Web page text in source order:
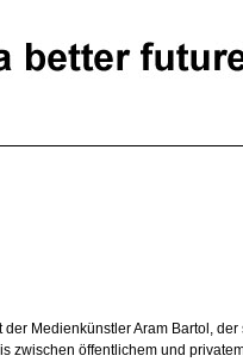
Medienkünstler Aram Bartol, der
zwischen öffentlichem und